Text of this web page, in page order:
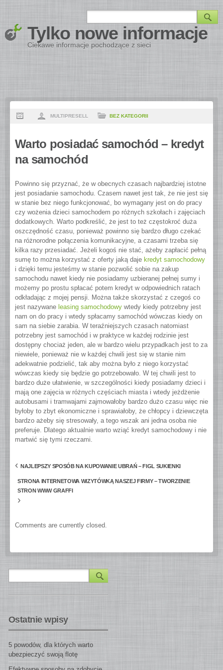
Tylko nowe informacje
Ciekawe informacje pochodzące z sieci
MULTIPRESELL BEZ KATEGORII
Warto posiadać samochód – kredyt
na samochód
Powinno się przyznać, że w obecnych czasach najbardziej istotne
jest posiadanie samochodu. Czasem nawet jest tak, że nie jest się
w stanie bez niego funkcjonować, bo wymagany jest on do pracy
czy wożenia dzieci samochodem po różnych szkołach i zajęciach
dodatkowych. Warto podkreślić, że jest to też częstokroć duża
oszczędność czasu, ponieważ powinno się bardzo długo czekać
na różnorodne połączenia komunikacyjne, a czasami trzeba się
kilka razy przesiadać. Jeżeli kogoś nie stać, ażeby zapłacić pełną
sumę to można korzystać z oferty jaką daje kredyt samochodowy
i dzięki temu jesteśmy w stanie pozwolić sobie na zakup
samochodu nawet kiedy nie posiadamy uzbieranej pełnej sumy i
możemy po prostu spłacać potem kredyt w odpowiednich ratach
odkładając z mojej pensji. Można także skorzystać z czegoś co
jest nazywane leasing samochodowy wtedy kiedy potrzebny jest
nam on do pracy i wtedy spłacamy samochód wówczas kiedy on
sam na siebie zarabia. W teraźniejszych czasach natomiast
potrzebny jest samochód i w praktyce w każdej rodzinie jest
dostępny chociaż jeden, ale w bardzo wielu przypadkach jest to za
niewiele, ponieważ nie w każdej chwili jest się w stanie nim
adekwatnie podzielić, tak aby można było z niego korzystać
wówczas kiedy się będzie go potrzebowało. W tej chwili jest to
bardzo duże ułatwienie, w szczególności kiedy posiadamy dzieci i
mają one zajęcia w różnych częściach miasta i wtedy jeżdżenie
autobusami i tramwajami zajmowałoby bardzo dużo czasu więc nie
byłoby to zbyt ekonomiczne i sprawiałoby, że chłopcy i dziewczęta
bardzo ażeby się stresowały, a tego wszak ani jedna osoba nie
preferuje. Dlatego aktualnie warto wziąć kredyt samochodowy i nie
martwić się tymi rzeczami.
‹ NAJLEPSZY SPOSÓB NA KUPOWANIE UBRAŃ – FIGL SUKIENKI
STRONA INTERNETOWA WIZYTÓWKĄ NASZEJ FIRMY – TWORZENIE
STRON WWW GRAFFI
›
Comments are currently closed.
Ostatnie wpisy
5 powodów, dla których warto
ubezpieczyć swoją flotę